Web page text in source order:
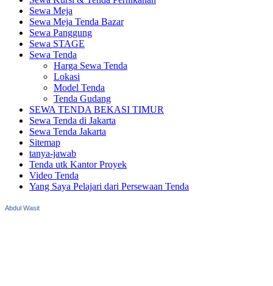
Sewa Meja
Sewa Meja Tenda Bazar
Sewa Panggung
Sewa STAGE
Sewa Tenda
Harga Sewa Tenda
Lokasi
Model Tenda
Tenda Gudang
SEWA TENDA BEKASI TIMUR
Sewa Tenda di Jakarta
Sewa Tenda Jakarta
Sitemap
tanya-jawab
Tenda utk Kantor Proyek
Video Tenda
Yang Saya Pelajari dari Persewaan Tenda
Abdul Wasit